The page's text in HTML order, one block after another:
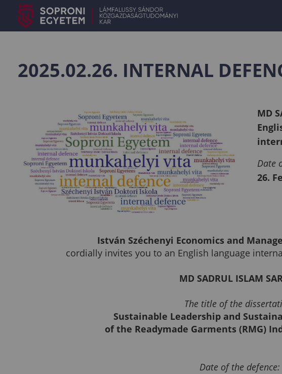
2025.02.26. INTERNAL
MD
Date
26.
István Széchenyi Economics and
cordially invites you to an English language
MD SADRUL ISLAM
The title of the
Sustainable Leadership and
of the Readymade Garments (RMG)
Date of the defence: